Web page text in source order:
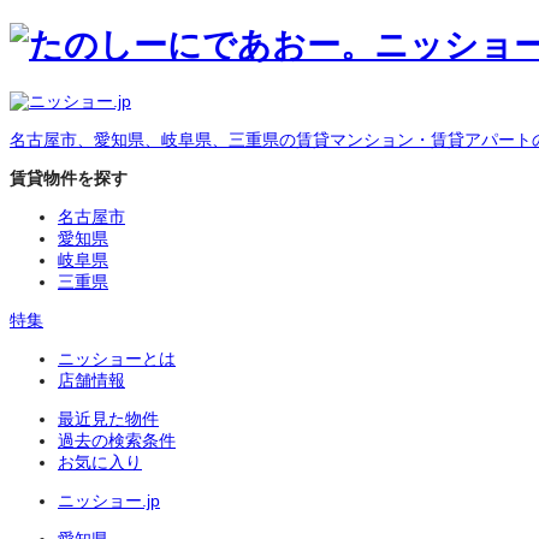
名古屋市、愛知県、岐阜県、三重県の賃貸マンション・賃貸アパート
賃貸物件を探す
名古屋市
愛知県
岐阜県
三重県
特集
ニッショーとは
店舗情報
最近見た物件
過去の検索条件
お気に入り
ニッショー.jp